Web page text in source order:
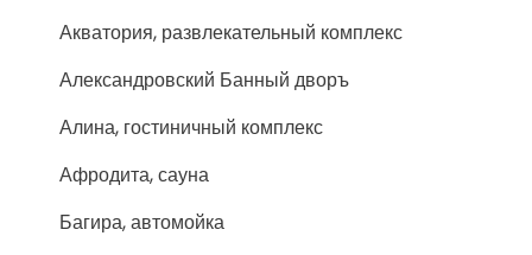
Акватория, развлекательный комплекс
Александровский Банный дворъ
Алина, гостиничный комплекс
Афродита, сауна
Багира, автомойка